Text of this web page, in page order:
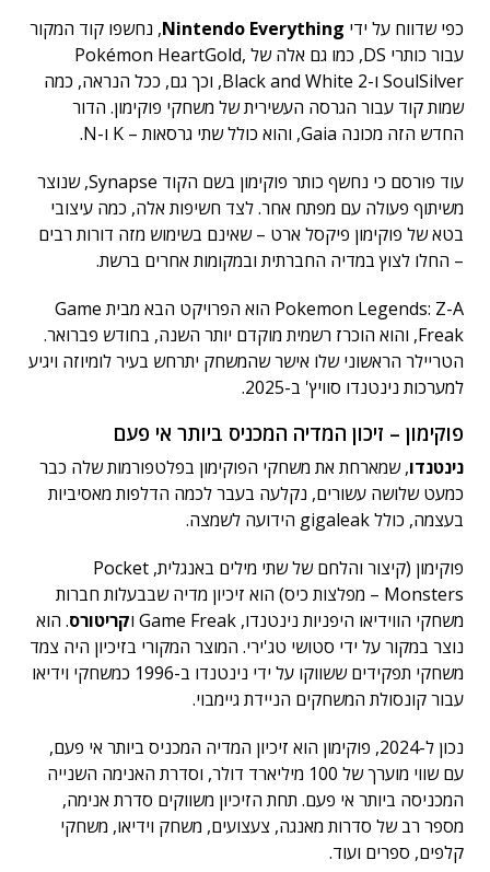
כפי שדווח על ידי Nintendo Everything, נחשפו קוד המקור
עבור כותרי DS, כמו גם אלה של Pokémon HeartGold,
SoulSilver ו-Black and White 2, וכך גם, ככל הנראה, כמה
שמות קוד עבור הגרסה העשירית של משחקי פוקימון. הדור
החדש הזה מכונה Gaia, והוא כולל שתי גרסאות – K ו-N.
עוד פורסם כי נחשף כותר פוקימון בשם הקוד Synapse, שנוצר
משיתוף פעולה עם מפתח אחר. לצד חשיפות אלה, כמה עיצובי
בטא של פוקימון פיקסל ארט – שאינם בשימוש מזה דורות רבים
– החלו לצוץ במדיה החברתית ובמקומות אחרים ברשת.
Pokemon Legends: Z-A הוא הפרויקט הבא מבית Game
Freak, והוא הוכרז רשמית מוקדם יותר השנה, בחודש פברואר.
הטריילר הראשוני שלו אישר שהמשחק יתרחש בעיר לומיוזה ויגיע
למערכות נינטנדו סוויץ' ב-2025.
פוקימון – זיכון המדיה המכניס ביותר אי פעם
נינטנדו, שמארחת את משחקי הפוקימון בפלטפורמות שלה כבר
כמעט שלושה עשורים, נקלעה בעבר לכמה הדלפות מאסיביות
בעצמה, כולל gigaleak הידועה לשמצה.
פוקימון (קיצור והלחם של שתי מילים באנגלית, Pocket
Monsters – מפלצות כיס) הוא זיכיון מדיה שבבעלות חברות
משחקי הווידיאו היפניות נינטנדו, Game Freak ו
קריטורס. הוא
נוצר במקור על ידי סטושי טג'ירי. המוצר המקורי בזיכיון היה צמד
משחקי תפקידים ששווקו על ידי נינטנדו ב-1996 כמשחקי וידיאו
עבור קונסולת המשחקים הניידת גיימבוי.
נכון ל-2024, פוקימון הוא זיכיון המדיה המכניס ביותר אי פעם,
עם שווי מוערך של 100 מיליארד דולר, וסדרת האנימה השנייה
המכניסה ביותר אי פעם. תחת הזיכיון משווקים סדרת אנימה,
מספר רב של סדרות מאנגה, צעצועים, משחק וידיאו, משחקי
קלפים, ספרים ועוד.